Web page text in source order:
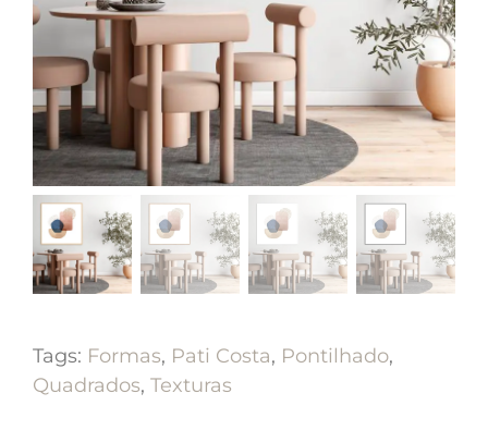
Tags: Formas, Pati Costa, Pontilhado,
Quadrados, Texturas